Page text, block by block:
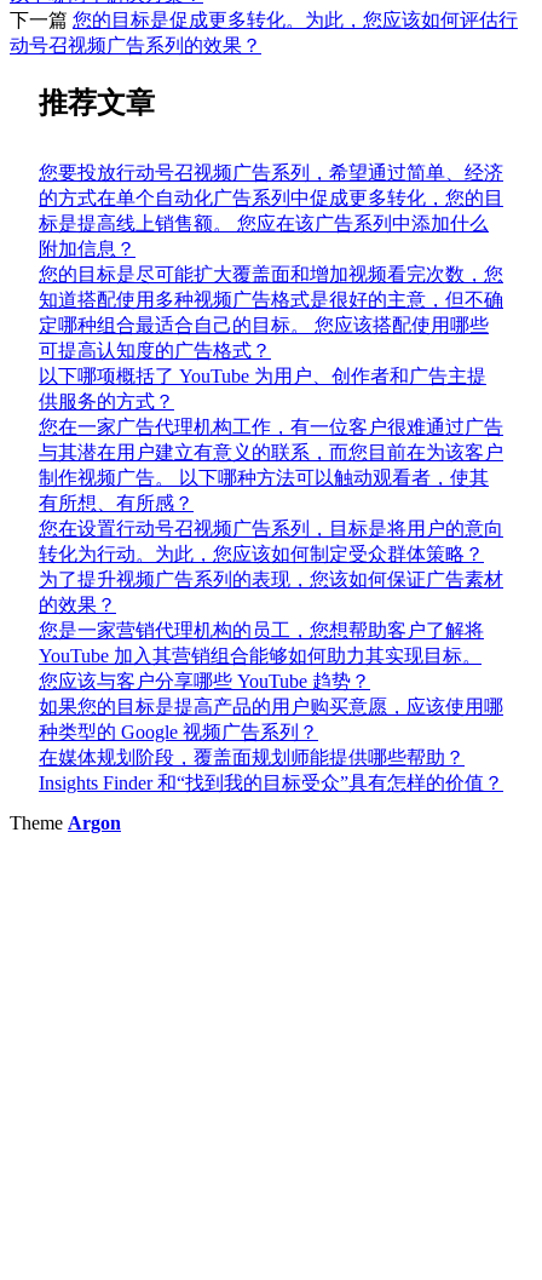
下一篇 您的目标是促成更多转化。为此，您应该如何评估行
动号召视频广告系列的效果？
推荐文章
您要投放行动号召视频广告系列，希望通过简单、经济
的方式在单个自动化广告系列中促成更多转化，您的目
标是提高线上销售额。 您应在该广告系列中添加什么
附加信息？
您的目标是尽可能扩大覆盖面和增加视频看完次数，您
知道搭配使用多种视频广告格式是很好的主意，但不确
定哪种组合最适合自己的目标。 您应该搭配使用哪些
可提高认知度的广告格式？
以下哪项概括了 YouTube 为用户、创作者和广告主提
供服务的方式？
您在一家广告代理机构工作，有一位客户很难通过广告
与其潜在用户建立有意义的联系，而您目前在为该客户
制作视频广告。 以下哪种方法可以触动观看者，使其
有所想、有所感？
您在设置行动号召视频广告系列，目标是将用户的意向
转化为行动。为此，您应该如何制定受众群体策略？
为了提升视频广告系列的表现，您该如何保证广告素材
的效果？
您是一家营销代理机构的员工，您想帮助客户了解将
YouTube 加入其营销组合能够如何助力其实现目标。
您应该与客户分享哪些 YouTube 趋势？
如果您的目标是提高产品的用户购买意愿，应该使用哪
种类型的 Google 视频广告系列？
在媒体规划阶段，覆盖面规划师能提供哪些帮助？
Insights Finder 和“找到我的目标受众”具有怎样的价值？
Theme Argon